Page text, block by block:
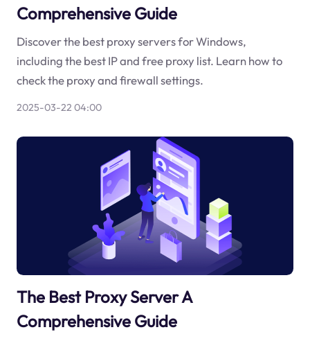
Comprehensive Guide
Discover the best proxy servers for Windows,
including the best IP and free proxy list. Learn how to
check the proxy and firewall settings.
2025-03-22 04:00
The Best Proxy Server A
Comprehensive Guide